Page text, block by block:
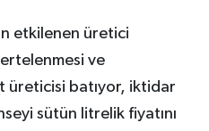
etkilenen üretici
ve
üreticisi batıyor, iktidar
sütün litrelik fiyatını